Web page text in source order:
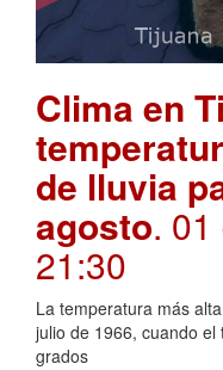
Clima en
de lluvia
agosto.
21:30
La temperatura más
julio de 1966, cuando
grados